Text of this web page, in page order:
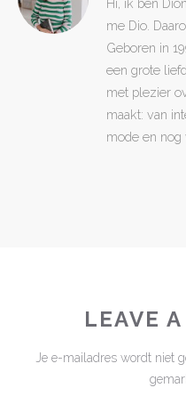
Hi, ik ben
me Dio.
Geboren in
een grote
met plezier
maakt: van
mode en nog
LEAVE
Je e-mailadres wordt niet